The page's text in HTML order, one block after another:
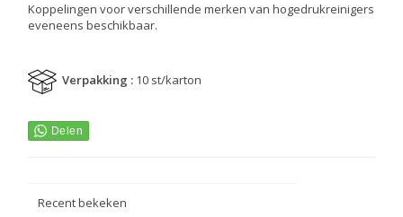
Koppelingen voor verschillende merken van hogedrukreinigers
eveneens beschikbaar.
Verpakking : 10 st/karton
Recent bekeken